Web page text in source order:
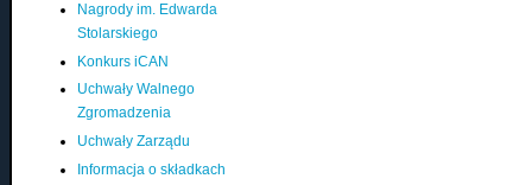
Nagrody im. Edwarda
Stolarskiego
Konkurs iCAN
Uchwały Walnego
Zgromadzenia
Uchwały Zarządu
Informacja o składkach